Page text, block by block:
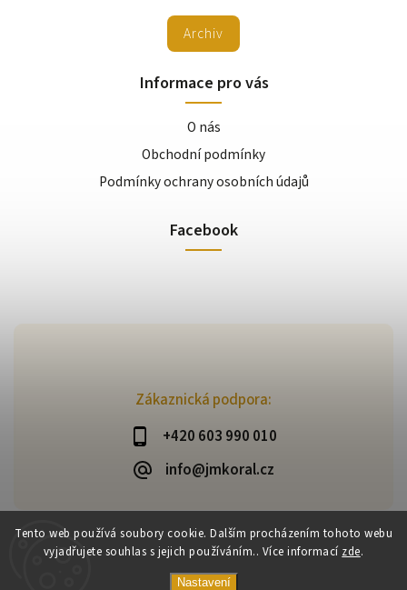
Tento web používá soubory cookie. Dalším procházením tohoto webu
vyjadřujete souhlas s jejich používáním.. Více informací zde.
Nastavení
Zákaznická podpora:
+420 603 990 010
info@jmkoral.cz
Archiv
Informace pro vás
O nás
Obchodní podmínky
Podmínky ochrany osobních údajů
Facebook
Copyright 2026ESHOP JM KORAL. Všechna práva vyhrazena.
VytvořilShoptet| Design